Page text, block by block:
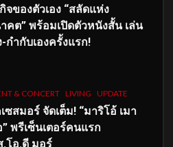
จของตัวเอง “สลัดแห่ง
คต” พร้อมเปิดตัวหนังสั้น เล่น
-กำกับเองครั้งแรก!
& CONCERT LIVING UPDATE
ซสมอร์ จัดเต็ม! “มาริโอ้ เมา
” พรีเซ็นเตอร์คนแรก
.โอ.ดี มอร์